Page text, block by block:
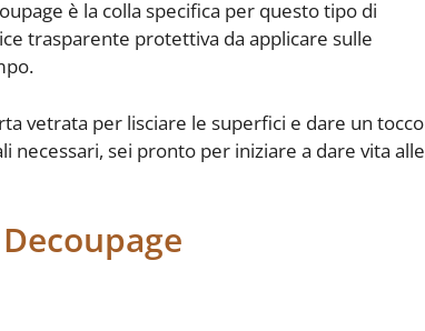
è la colla specifica per questo tipo di
trasparente protettiva da applicare sulle
vetrata per lisciare le superfici e dare un tocco
necessari, sei pronto per iniziare a dare vita alle